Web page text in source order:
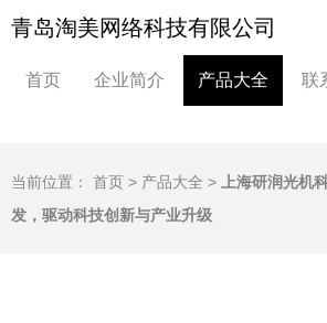
青岛淘美网络科技有限公司
首页 企业简介 产品大全 联
当前位置： 首页 > 产品大全 >
上海研润光机
发，驱动科技创新与产业升级